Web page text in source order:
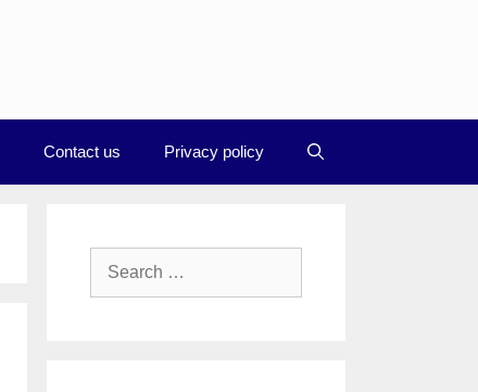
Contact us Privacy policy
Search